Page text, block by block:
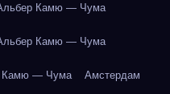
Камю — Чума
Камю — Чума
Камю — Чума Амстердам